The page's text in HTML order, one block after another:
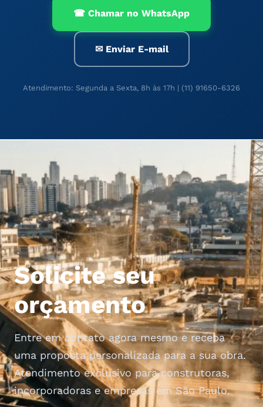
☎ Chamar no WhatsApp
✉ Enviar E-mail
Atendimento: Segunda a Sexta, 8h às 17h | (11) 91650-6326
<
Solicite seu
orçamento
Entre em contato agora mesmo e receba
uma proposta personalizada para a sua obra.
Atendimento exclusivo para construtoras,
incorporadoras e empresas em São Paulo.